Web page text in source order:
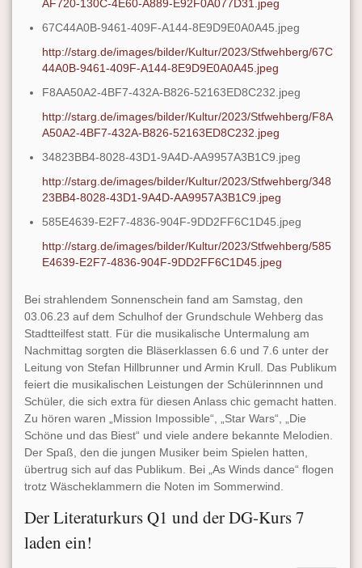
AF720-130C-4E60-A889-E92F0A077D31.jpeg
67C44A0B-9461-409F-A144-8E9D9E0A0A45.jpeg
http://starg.de/images/bilder/Kultur/2023/Stfwehberg/67C
44A0B-9461-409F-A144-8E9D9E0A0A45.jpeg
F8AA50A2-4BF7-432A-B826-52163ED8C232.jpeg
http://starg.de/images/bilder/Kultur/2023/Stfwehberg/F8A
A50A2-4BF7-432A-B826-52163ED8C232.jpeg
34823BB4-8028-43D1-9A4D-AA9957A3B1C9.jpeg
http://starg.de/images/bilder/Kultur/2023/Stfwehberg/348
23BB4-8028-43D1-9A4D-AA9957A3B1C9.jpeg
585E4639-E2F7-4836-904F-9DD2FF6C1D45.jpeg
http://starg.de/images/bilder/Kultur/2023/Stfwehberg/585
E4639-E2F7-4836-904F-9DD2FF6C1D45.jpeg
Bei strahlendem Sonnenschein fand am Samstag, den
03.06.23 auf dem Schulhof der Grundschule Wehberg das
Stadtteilfest statt. Für die musikalische Untermalung am
Nachmittag sorgten die Bläserklassen 6.6 und 7.6 unter der
Leitung von Stefan Hillbrunner und Armin Krull. Das Publikum
feiert die musikalischen Leistungen der Schülerinnnen und
Schüler, die sich extra für diesen Anlass chic gemacht hatten.
Zu hören waren „Mission Impossible“, „Star Wars“, „Die
Schöne und das Biest“ und viele andere bekannte Melodien.
Der Spaß, den die jungen Musiker beim Spielen hatten,
übertrug sich auf das Publikum. Bei „As Winds dance“ flogen
trotz Wäscheklammern die Noten im Sommerwind.
Der Literaturkurs Q1 und der DG-Kurs 7
laden ein!